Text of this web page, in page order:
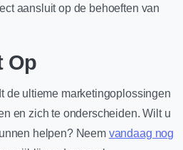
aansluit op de behoeften van
Op
de ultieme marketingoplossingen
en zich te onderscheiden. Wilt u
helpen? Neem vandaag nog